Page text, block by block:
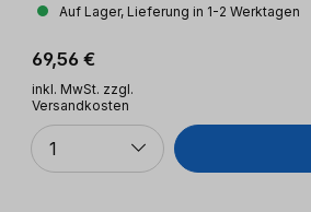
Auf Lager, Lieferung in 1-2 Werktagen
Regulärer Preis:
69,56 €
inkl. MwSt. zzgl.
Versandkosten
Anzahl
1